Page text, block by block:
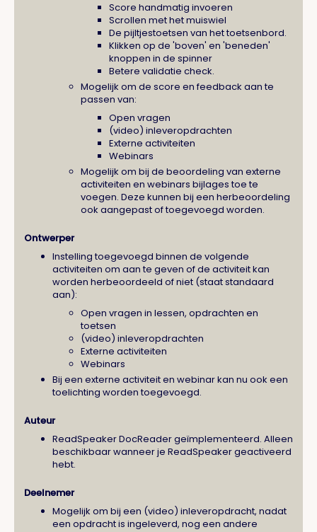
Score handmatig invoeren
Scrollen met het muiswiel
De pijltjestoetsen van het toetsenbord.
Klikken op de 'boven' en 'beneden'
knoppen in de spinner
Betere validatie check.
Mogelijk om de score en feedback aan te
passen van:
Open vragen
(video) inleveropdrachten
Externe activiteiten
Webinars
Mogelijk om bij de beoordeling van externe
activiteiten en webinars bijlages toe te
voegen. Deze kunnen bij een herbeoordeling
ook aangepast of toegevoegd worden.
Ontwerper
Instelling toegevoegd binnen de volgende
activiteiten om aan te geven of de activiteit kan
worden herbeoordeeld of niet (staat standaard
aan):
Open vragen in lessen, opdrachten en
toetsen
(video) inleveropdrachten
Externe activiteiten
Webinars
Bij een externe activiteit en webinar kan nu ook een
toelichting worden toegevoegd.
Auteur
ReadSpeaker DocReader geïmplementeerd. Alleen
beschikbaar wanneer je ReadSpeaker geactiveerd
hebt.
Deelnemer
Mogelijk om bij een (video) inleveropdracht, nadat
een opdracht is ingeleverd, nog een andere